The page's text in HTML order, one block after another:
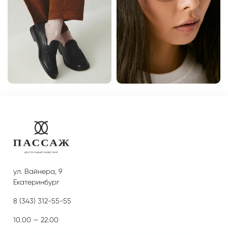
ул. Вайнера, 9
Екатеринбург
8 (343) 312-55-55
10.00 — 22.00